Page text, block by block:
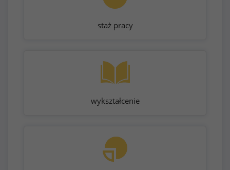
staż pracy
wykształcenie